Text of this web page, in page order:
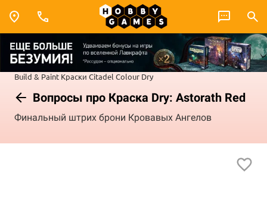
Build & Paint Краски Citadel Colour Dry
Вопросы про Краска Dry: Astorath Red
Финальный штрих брони Кровавых Ангелов